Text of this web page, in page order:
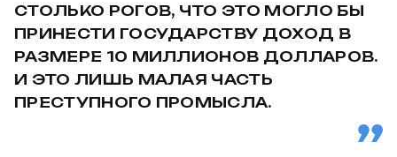
СТОЛЬКО РОГОВ, ЧТО ЭТО МОГЛО БЫ
ПРИНЕСТИ ГОСУДАРСТВУ ДОХОД В
РАЗМЕРЕ 10 МИЛЛИОНОВ ДОЛЛАРОВ.
И ЭТО ЛИШЬ МАЛАЯ ЧАСТЬ
ПРЕСТУПНОГО ПРОМЫСЛА.